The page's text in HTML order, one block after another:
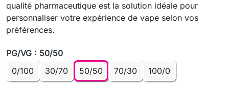
qualité pharmaceutique est la solution idéale pour
personnaliser votre expérience de vape selon vos
préférences.
PG/VG : 50/50
0/100
30/70 50/50 70/30 100/0